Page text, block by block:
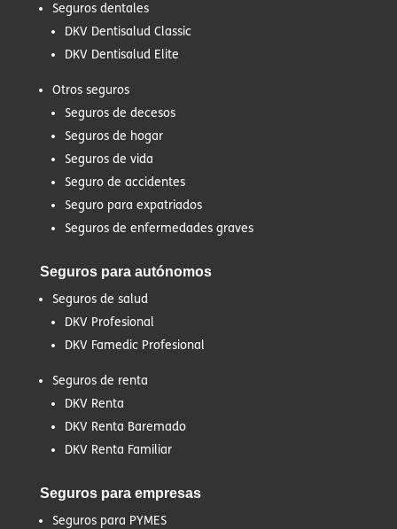
Seguros dentales
DKV Dentisalud Classic
DKV Dentisalud Elite
Otros seguros
Seguros de decesos
Seguros de hogar
Seguros de vida
Seguro de accidentes
Seguro para expatriados
Seguros de enfermedades graves
Seguros para autónomos
Seguros de salud
DKV Profesional
DKV Famedic Profesional
Seguros de renta
DKV Renta
DKV Renta Baremado
DKV Renta Familiar
Seguros para empresas
Seguros para PYMES